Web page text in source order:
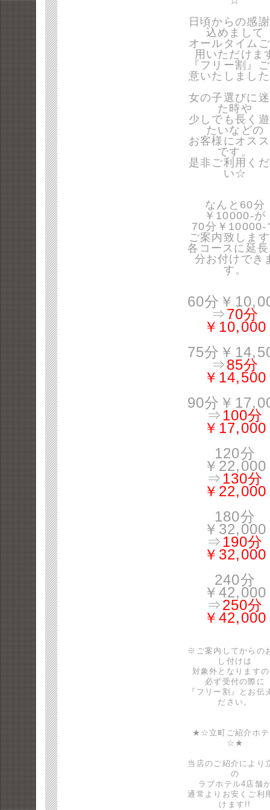
日頃からの感
込めまして
オールタイム
用いただけま
『フリー割』
意いたしまし
女の子選びに
た時や
少しでも長く
たいなどの
お客様にオス
です。
是非ご利用く
い☆
なんと60分
￥10000-が
70分￥10000-
ご案内致しま
各コースに延
分お付けでき
す。
60分￥
⇒70分
￥10,000
75分￥
⇒85分
￥14,500
90分￥
⇒100分
￥17,000
120分
￥22,000
⇒130分
￥22,000
180分
￥32,000
⇒190分
￥32,000
240分
￥42,000
⇒250分
￥42,000
※ご案内してからの
し付けは
対象外となります
必ず受付の際に
『フリー割』とお伝
ださい。
★☆立町ご紹介ホ
☆★
当店のご紹介により
の
ラブホテル4店舗
通常よりお安くご利
けます!!